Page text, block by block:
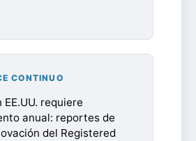
CONTINUO
EE.UU. requiere
anual: reportes de
del Registered